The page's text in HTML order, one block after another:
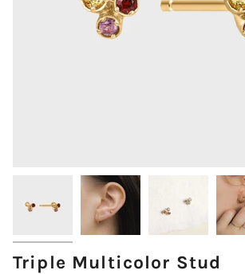
Triple Multicolor Stud